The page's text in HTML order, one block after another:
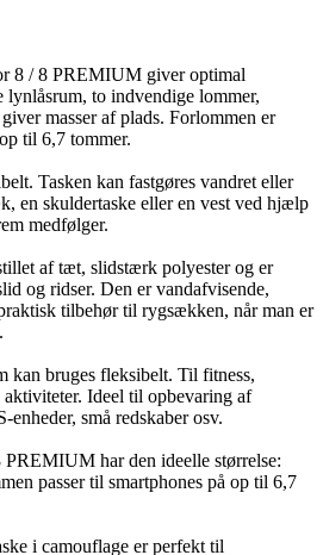
8 / 8 PREMIUM giver optimal
lynlåsrum, to indvendige lommer,
masser af plads. Forlommen er
til 6,7 tommer.
Tasken kan fastgøres vandret eller
en skuldertaske eller en vest ved hjælp
medfølger.
af tæt, slidstærk polyester og er
og ridser. Den er vandafvisende,
tilbehør til rygsækken, når man er
kan bruges fleksibelt. Til fitness,
Ideel til opbevaring af
små redskaber osv.
har den ideelle størrelse:
passer til smartphones på op til 6,7
i camouflage er perfekt til